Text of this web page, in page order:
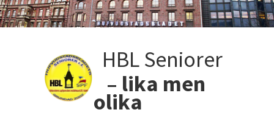
HBL Seniorer
– lika men
olika